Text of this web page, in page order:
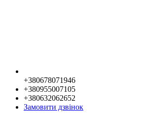
+380678071946
+380955007105
+380632062652
Замовити дзвінок